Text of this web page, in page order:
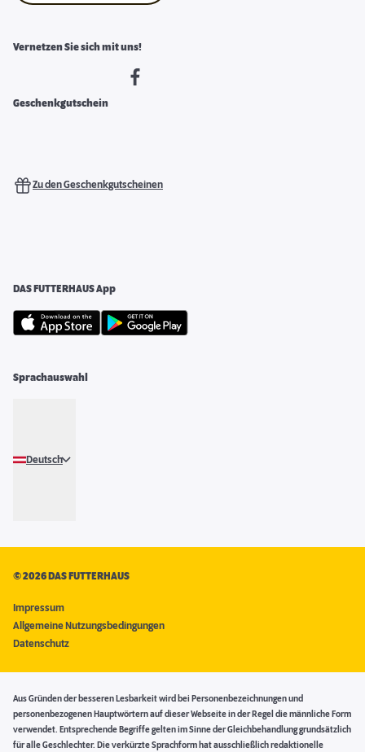
Vernetzen Sie sich mit uns!
Geschenkgutschein
Zu den Geschenkgutscheinen
DAS FUTTERHAUS App
Sprachauswahl
Deutsch
©2026 DAS FUTTERHAUS
Impressum
Allgemeine Nutzungsbedingungen
Datenschutz
Aus Gründen der besseren Lesbarkeit wird bei Personenbezeichnungen und
personenbezogenen Hauptwörtern auf dieser Webseite in der Regel die männliche Form
verwendet. Entsprechende Begriffe gelten im Sinne der Gleichbehandlung grundsätzlich
für alle Geschlechter. Die verkürzte Sprachform hat ausschließlich redaktionelle